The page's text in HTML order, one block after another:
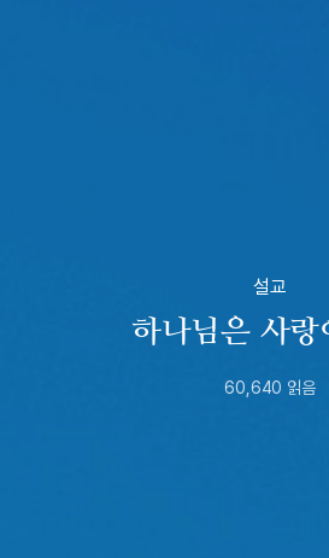
설교
하나님은 사랑
2020년
60,640 읽음